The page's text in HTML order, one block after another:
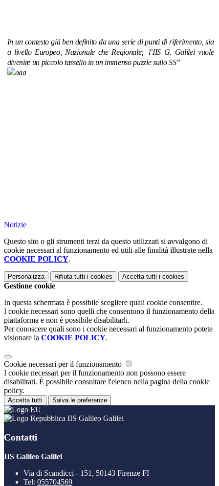
In un contesto già ben definito da una serie di punti di riferimento, sia
a livello Europeo, Nazionale che Regionale; l’IIS G. Galilei vuole
divenire un piccolo tassello in un immenso puzzle sullo SS”
Notizie
Questo sito o gli strumenti terzi da questo utilizzati si avvalgono di
cookie necessari al funzionamento ed utili alle finalità illustrate nella
COOKIE POLICY.
Personalizza Rifiuta tutti i cookies Accetta tutti i cookies
Gestione cookie
In questa schermata è possibile scegliere quali cookie consentire.
I cookie necessari sono quelli che consentono il funzionamento della
piattaforma e non è possibile disabilitarli.
Per conoscere quali sono i cookie necessari al funzionamento potete
visionare la COOKIE POLICY.
Cookie necessari per il funzionamento
I cookie necessari per il funzionamento non possono essere
disabilitati. È possibile consultare l'elenco nella pagina della cookie
policy.
Accetta tutti Salva le preferenze
IIS Galileo Galilei
Contatti
IIS Galileo Galilei
Via di Scandicci - 151, 50143 Firenze FI
Tel: 055704569